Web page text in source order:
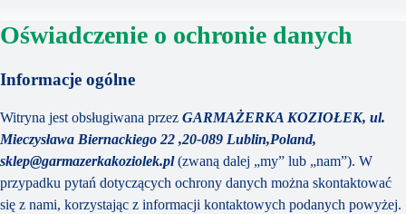
Oświadczenie o ochronie danych
Informacje ogólne
Witryna jest obsługiwana przez GARMAŻERKA KOZIOŁEK, ul.
Mieczysława Biernackiego 22 ,20-089 Lublin,Poland,
sklep@garmazerkakoziolek.pl(zwaną dalej „my” lub „nam”). W
przypadku pytań dotyczących ochrony danych można skontaktować
się z nami, korzystając z informacji kontaktowych podanych powyżej.